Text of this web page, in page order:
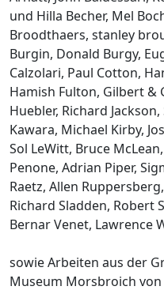
und Hilla Becher, Mel
Broodthaers, stanley
Burgin, Donald Burgy,
Calzolari, Paul Cotton,
Hamish Fulton, Gilbert &
Huebler, Richard
Kawara, Michael Kirby,
Sol LeWitt, Bruce
Penone, Adrian Piper,
Raetz, Allen
Richard Sladden, Robert
Bernar Venet, Lawrence
sowie Arbeiten aus der
Museum Morsbroich von